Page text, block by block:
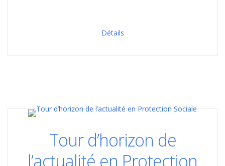
Détails
Tour d’horizon de
l’actualité en Protection